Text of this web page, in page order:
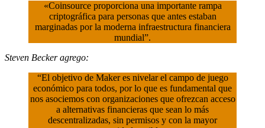
«Coinsource proporciona una importante rampa
criptográfica para personas que antes estaban
marginadas por la moderna infraestructura financiera
mundial”.
Steven Becker agrego:
“El objetivo de Maker es nivelar el campo de juego
económico para todos, por lo que es fundamental que
nos asociemos con organizaciones que ofrezcan acceso
a alternativas financieras que sean lo más
descentralizadas, sin permisos y con la mayor